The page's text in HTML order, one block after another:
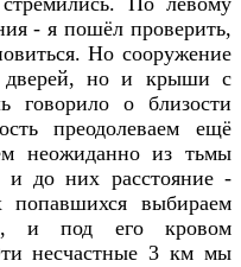
- я пошёл проверить,
Но сооружение
дверей, но и крыши с
говорило о близости
преодолеваем ещё
неожиданно из тьмы
и до них расстояние -
выбираем
и под его кровом
несчастные 3 км мы